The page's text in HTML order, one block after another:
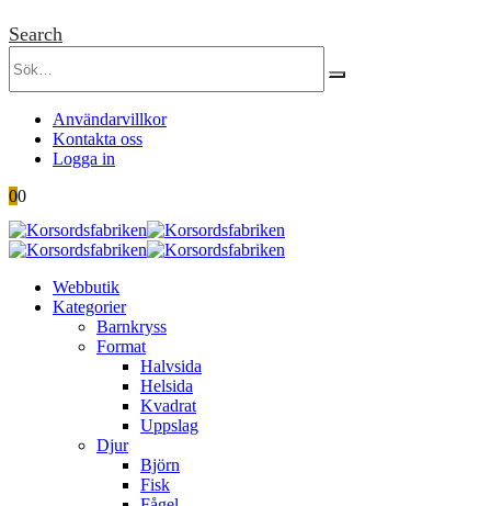
Search
Användarvillkor
Kontakta oss
Logga in
00
Webbutik
Kategorier
Barnkryss
Format
Halvsida
Helsida
Kvadrat
Uppslag
Djur
Björn
Fisk